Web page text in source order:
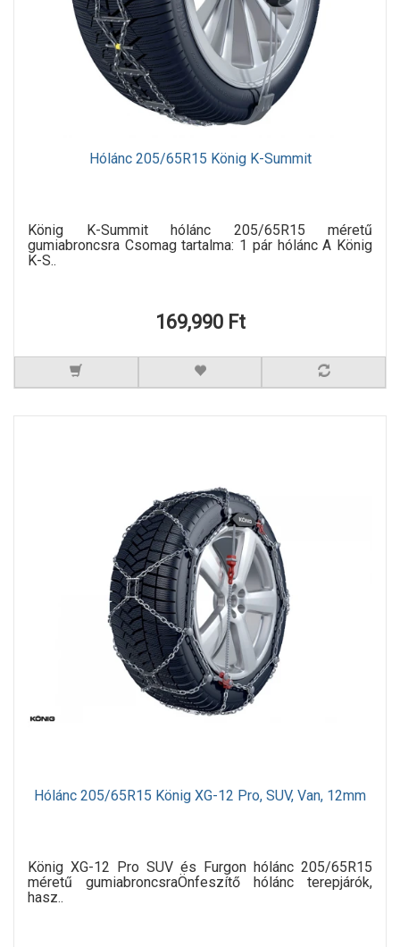
Hólánc 205/65R15 König K-Summit
König K-Summit hólánc 205/65R15 méretű
gumiabroncsra Csomag tartalma: 1 pár hólánc A König
K-S..
169,990 Ft
Hólánc 205/65R15 König XG-12 Pro, SUV, Van, 12mm
König XG-12 Pro SUV és Furgon hólánc 205/65R15
méretű gumiabroncsraÖnfeszítő hólánc terepjárók,
hasz..